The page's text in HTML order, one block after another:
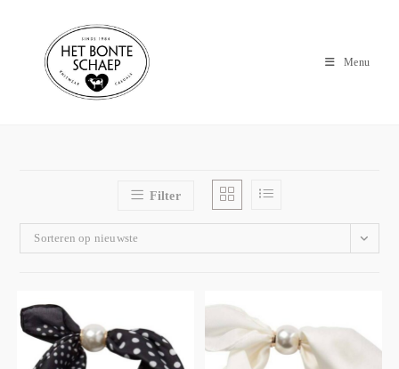
Menu
Filter
Sorteren op nieuwste